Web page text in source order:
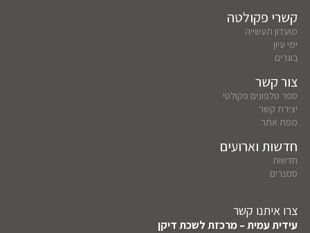
קשרי פקולטה
מועדון תעשייה
ימי עיון
בוגרים
צור קשר
ספר טלפונים פקולטי
יצירת קשר
מפת אתר
חדשות וארועים
חדשות
סמנרים
צרו איתנו קשר
עידית עמית – מרכזת לשכת דיקן